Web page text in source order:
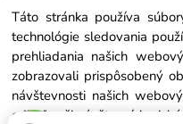
Tréningový plán na mieru
BMI kalkulačka
Vygeneruj si výživový
Táto stránka používa
technológie sledovania
prehliadania našich
zobrazovali prispôsobený
návštevnosti našich
odkiaľ naši návštevníci